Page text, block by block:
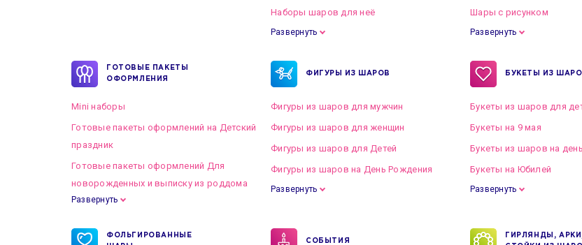
Наборы шаров для неё
Развернуть
Шары с рисунком
Развернуть
ГОТОВЫЕ ПАКЕТЫ
ОФОРМЛЕНИЯ
Mini наборы
Готовые пакеты оформлений на Детский
праздник
Готовые пакеты оформлений Для
новорожденных и выписку из роддома
Готовые пакеты оформлений на Свадьбу
Развернуть
ФИГУРЫ ИЗ ШАРОВ
Фигуры из шаров для мужчин
Фигуры из шаров для женщин
Фигуры из шаров для Детей
Фигуры из шаров на День Рождения
Развернуть
БУКЕТЫ ИЗ
Букеты из шаров для
Букеты на 9 мая
Букеты из шаров на
Букеты на Юбилей
Развернуть
ФОЛЬГИРОВАННЫЕ
СОБЫТИЯ
ГИРЛЯНДЫ,